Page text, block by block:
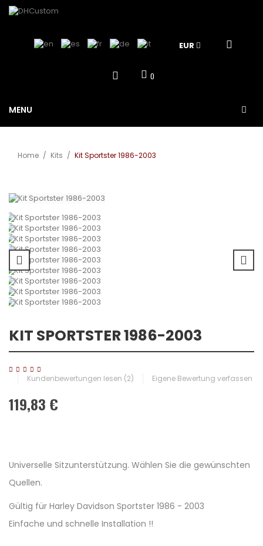
EUR
0
MENU
Home / Kits / Kit Sportster 1986-2003
KIT SPORTSTER 1986-2003
Kundenbewertungen lesen (2) Eigene Bewertung verfassen
119,83 €
Universelle Sitzunterstützung. Wählen Sie die gewünschten
Quellen.
Gültig für Harley Davidson Sportster 1986 - 2003
Einfache und schnelle Installation !!